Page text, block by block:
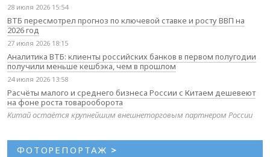
28 июля 2026 15:54
ВТБ пересмотрел прогноз по ключевой ставке и росту ВВП на
2026 год
27 июля 2026 18:15
Аналитика ВТБ: клиенты российских банков в первом полугодии
получили меньше кешбэка, чем в прошлом
24 июля 2026 13:58
Расчёты малого и среднего бизнеса России с Китаем дешевеют
на фоне роста товарооборота
Китай остаётся крупнейшим внешнеторговым партнером России
ФОТОРЕПОРТАЖ >